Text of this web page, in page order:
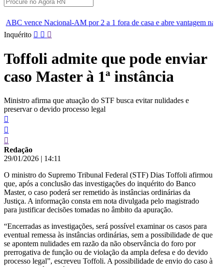
por 2 a 1 fora de casa e abre vantagem nas quartas
Cine
Pular
para
conteúdo
Inquérito
Toffoli admite que pode enviar
caso Master à 1ª instância
Ministro afirma que atuação do STF busca evitar nulidades e
preservar o devido processo legal
Redação
29/01/2026 | 14:11
O ministro do Supremo Tribunal Federal (STF) Dias Toffoli afirmou
que, após a conclusão das investigações do inquérito do Banco
Master, o caso poderá ser remetido às instâncias ordinárias da
Justiça. A informação consta em nota divulgada pelo magistrado
para justificar decisões tomadas no âmbito da apuração.
“Encerradas as investigações, será possível examinar os casos para
eventual remessa às instâncias ordinárias, sem a possibilidade de que
se apontem nulidades em razão da não observância do foro por
prerrogativa de função ou de violação da ampla defesa e do devido
processo legal”, escreveu Toffoli. A possibilidade de envio do caso à